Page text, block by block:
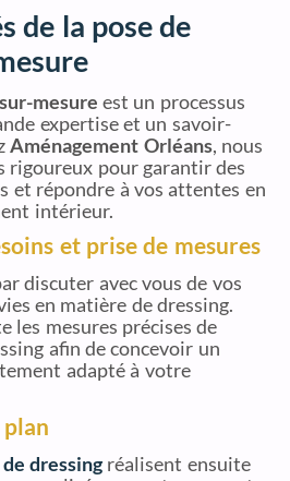
de la pose de
mesure est un processus
expertise et un savoir-
Aménagement Orléans, nous
rigoureux pour garantir des
et répondre à vos attentes en
intérieur.
et prise de mesures
discuter avec vous de vos
en matière de dressing.
les mesures précises de
afin de concevoir un
adapté à votre
dressingréalisent ensuite